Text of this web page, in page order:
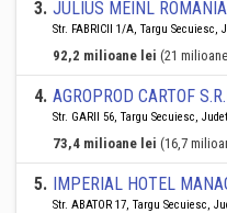
3. JULIUS MEINL
Str. FABRICII 1/A, Targu Secuiesc,
92,2 milioane lei (21
4. AGROPROD CARTOF
Str. GARII 56, Targu Secuiesc,
73,4 milioane lei (16,7
5. IMPERIAL HOTEL
Str. ABATOR 17, Targu Secuiesc,